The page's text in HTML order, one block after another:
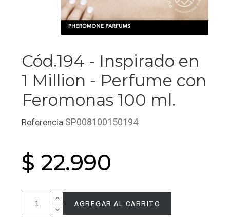
Cód.194 - Inspirado en
1 Million - Perfume con
Feromonas 100 ml.
Referencia SP008100150194
$ 22.990
AGREGAR AL CARRITO